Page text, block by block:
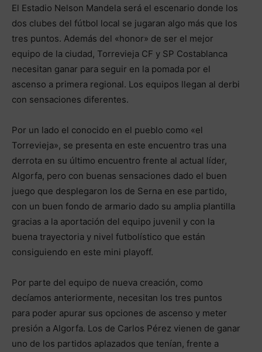
El Estadio Nelson Mandela será el escenario donde los
dos clubes del fútbol local se jugaran algo más que los
tres puntos. Además del «honor» de ser el mejor
equipo de la ciudad, Torrevieja CF y SP Costablanca
necesitan ganar para seguir en la pomada por el
ascenso a primera regional. Los equipos llegan al derbi
con sensaciones diferentes.
Por un lado el conocido en el pueblo como «el
Torrevieja», se presenta en este encuentro tras una
derrota en su último encuentro frente al actual líder,
Algorfa, pero con buenas sensaciones dado el buen
juego que desplegaron los de Serna en ese partido,
con un buen fondo de armario dado su amplia plantilla
gracias a la aportación del equipo juvenil y con la
buena trayectoria y nivel futbolístico que están
consiguiendo en este mini playoff.
Por parte del equipo de nueva creación, como
decíamos anteriormente, necesitan los tres puntos
para poder apurar sus opciones de ascenso y meter
presión a Algorfa. Los de Carlos Pérez vienen de ganar
uno de los partidos aplazados que tenían, frente a